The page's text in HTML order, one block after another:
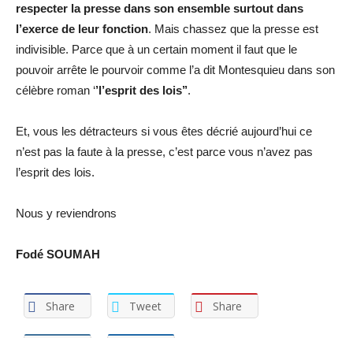
respecter la presse dans son ensemble surtout dans
l’exerce de leur fonction. Mais chassez que la presse est
indivisible. Parce que à un certain moment il faut que le
pouvoir arrête le pourvoir comme l’a dit Montesquieu dans son
célèbre roman ‘’l’esprit des lois’’.
Et, vous les détracteurs si vous êtes décrié aujourd’hui ce
n’est pas la faute à la presse, c’est parce vous n’avez pas
l’esprit des lois.
Nous y reviendrons
Fodé SOUMAH
Share Tweet Share